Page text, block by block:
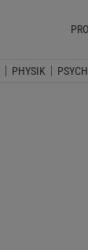
PHYSIK